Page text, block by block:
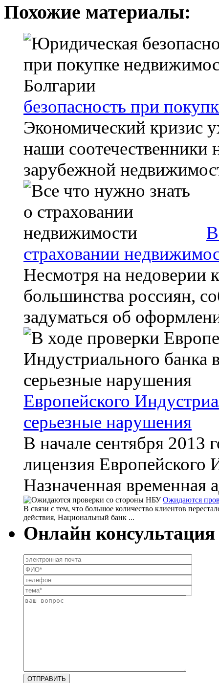
Похожие материалы:
безопасность при
Экономический кризис
наши соотечественники
зарубежной
страховании
Несмотря на недоверии
большинства россиян,
задуматься об
Европейского
серьезные нарушения
В начале сентября 2013
лицензия Европейского
Назначенная временная
Ожидаются
В связи с тем, что большое количество клиентов
действия, Национальный банк ...
Онлайн консультация